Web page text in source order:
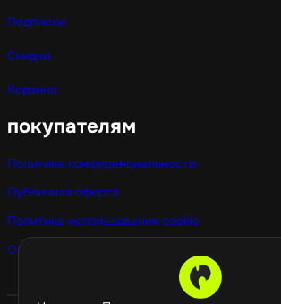
Подписки
Скидки
Корзина
покупателям
Политика конфиденциальности
Публичная оферта
Политика использования cookie
Оптовые покупки